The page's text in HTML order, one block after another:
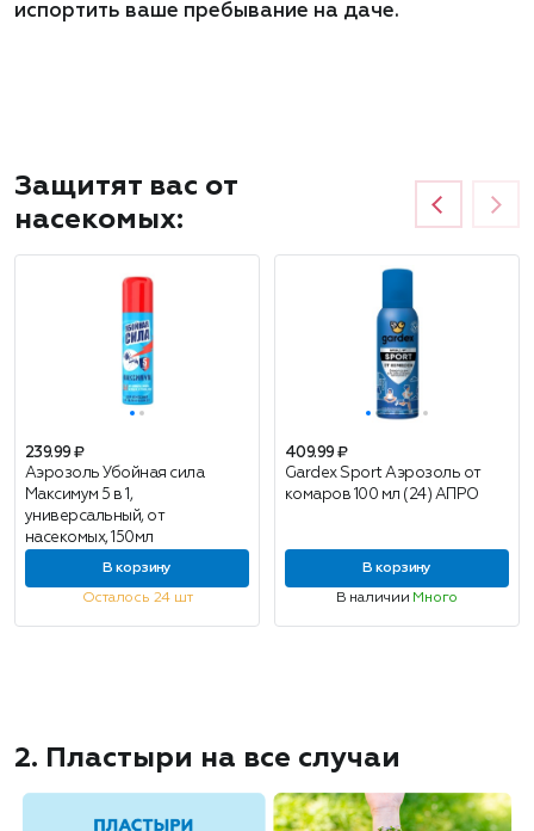
испортить ваше пребывание на даче.
Защитят вас от
насекомых:
239.99 ₽
Аэрозоль Убойная сила
Максимум 5 в 1,
универсальный, от
насекомых, 150мл
В корзину
Осталось 24 шт
409.99 ₽
Gardex Sport Аэрозоль от
комаров 100 мл (24) АПРО
В корзину
В наличии Много
2. Пластыри на все случаи